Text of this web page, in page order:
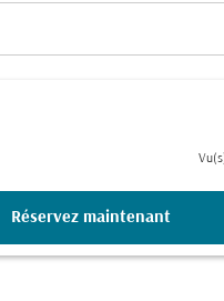
Selected
Réservez maintenant